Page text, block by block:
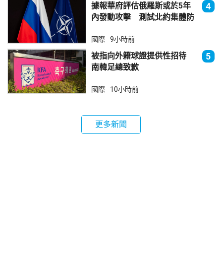
據報華府評估俄羅斯或於5年
內發動攻擊 測試北約集體防
4
國際 9小時前
被指向外籍球證提供性招待
南韓足總致歉
5
國際 10小時前
更多新聞